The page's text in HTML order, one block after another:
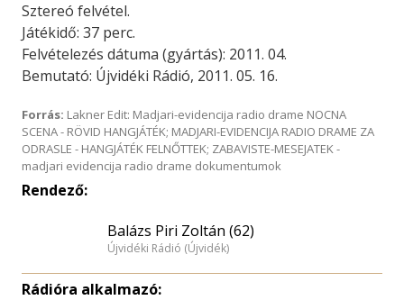
Sztereó felvétel.
Játékidő: 37 perc.
Felvételezés dátuma (gyártás): 2011. 04.
Bemutató: Újvidéki Rádió, 2011. 05. 16.
Forrás: Lakner Edit: Madjari-evidencija radio drame NOCNA
SCENA - RÖVID HANGJÁTÉK; MADJARI-EVIDENCIJA RADIO DRAME ZA
ODRASLE - HANGJÁTÉK FELNŐTTEK; ZABAVISTE-MESEJATEK -
madjari evidencija radio drame dokumentumok
Rendező:
Balázs Piri Zoltán (62)
Újvidéki Rádió (Újvidék)
Rádióra alkalmazó: